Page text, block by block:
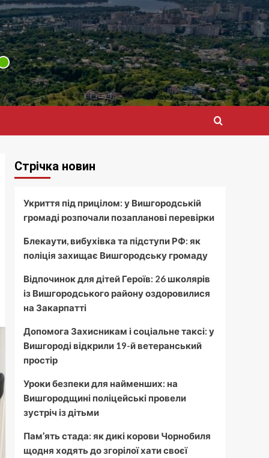
Стрічка новин
Укриття під прицілом: у Вишгородській
громаді розпочали позапланові перевірки
Блекаути, вибухівка та підступи РФ: як
поліція захищає Вишгородську громаду
Відпочинок для дітей Героїв: 26 школярів
із Вишгородського району оздоровилися
на Закарпатті
Допомога Захисникам і соціальне таксі: у
Вишгороді відкрили 19-й ветеранський
простір
Уроки безпеки для найменших: на
Вишгородщині поліцейські провели
зустріч із дітьми
Пам’ять стада: як дикі корови Чорнобиля
щодня ходять до згорілої хати своєї